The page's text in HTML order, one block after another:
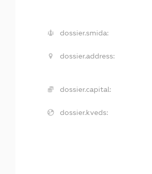
dossier.smida:
dossier.address:
dossier.capital:
dossier.kveds: